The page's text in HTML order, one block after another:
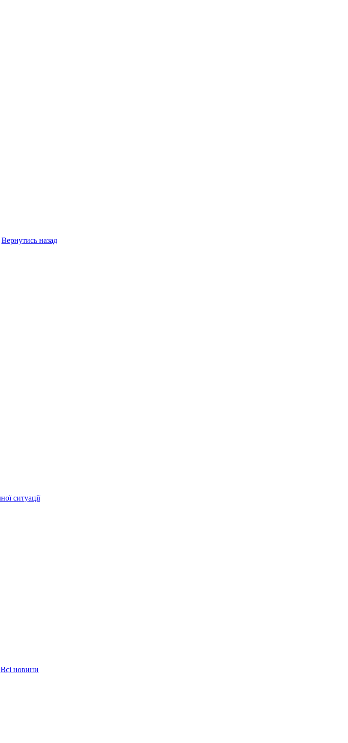
Вернутись назад
ситуації
Всі новини